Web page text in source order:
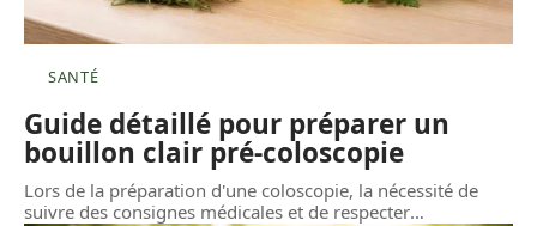
SANTÉ
Guide détaillé pour préparer un
bouillon clair pré-coloscopie
Lors de la préparation d'une coloscopie, la nécessité de
suivre des consignes médicales et de respecter…